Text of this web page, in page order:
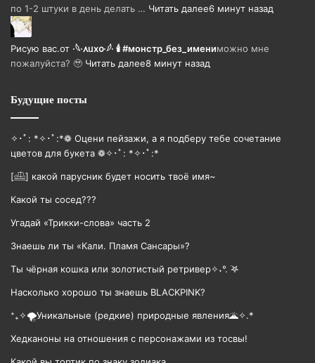
по 1-2 штуки в день делать … Читать далее6 минут назад
Рисую вас.от ·𓆩·᧘ᥙх᧐·𓆪· 🕯 #монстр_без_имениможно мне
пожалуйста? 🥹 Читать далее8 минут назад
Будущие посты
✧･ﾟ: *✧･ﾟ:*❁ Оцени пейзажи, а я подберу тебе сочетание
цветов для букета ❁✧･ﾟ: *✧･ﾟ:*
[𓊝] какой парусник будет носить твоë имя~
Какой ты сосед???
Угадай «Трикки-слова» часть 2
Знаешь ли ты «Кали. Пламя Сансары»?
Ты чёрная кошка или золотистый ретривер✧˖°. ࣪𖤐
Насколько хорошо ты знаешь BLACKPINK?
⁺₊✧🌪️Уникальные (редкие) природные явления🌋✧.*
Хедканоны на отношения с персонажами из тосвы!